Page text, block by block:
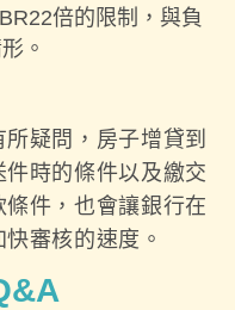
倍的限制，與負
。
疑問，房子增貸到
時的條件以及繳交
件，也會讓銀行在
審核的速度。